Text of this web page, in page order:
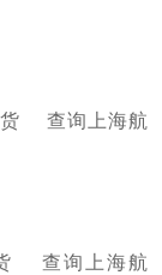
询上海航
询上海航